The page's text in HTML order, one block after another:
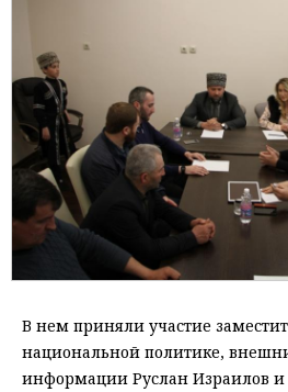
В нем приняли участие
национальной политике,
информации Руслан Израилов